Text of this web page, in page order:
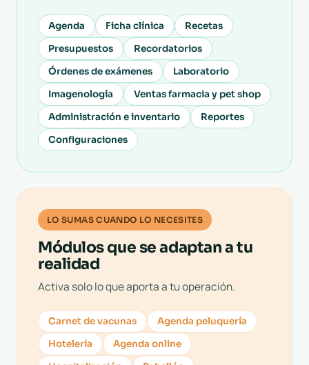
Agenda Ficha clínica
Recetas
Presupuestos
Recordatorios
Órdenes de exámenes
Laboratorio
Imagenología
Ventas farmacia y pet shop
Administración e inventario
Reportes
Configuraciones
LO SUMAS CUANDO LO NECESITES
Módulos que se adaptan a tu
realidad
Activa solo lo que aporta a tu operación.
Carnet de vacunas
Agenda peluquería
Hotelería
Agenda online